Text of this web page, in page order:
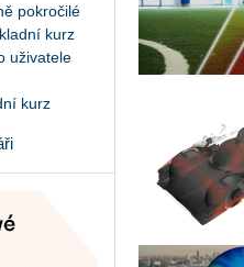
pokročilé
kurz
uživatele
kurz